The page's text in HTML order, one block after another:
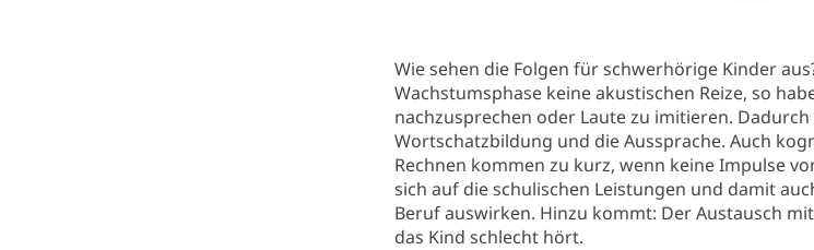
Wie sehen die Folgen für schwerhörige Kinder
Wachstumsphase keine akustischen Reize, so
nachzusprechen oder Laute zu imitieren.
Wortschatzbildung und die Aussprache. Auch
Rechnen kommen zu kurz, wenn keine Impulse
sich auf die schulischen Leistungen und damit
Beruf auswirken. Hinzu kommt: Der Austausch
das Kind schlecht hört.